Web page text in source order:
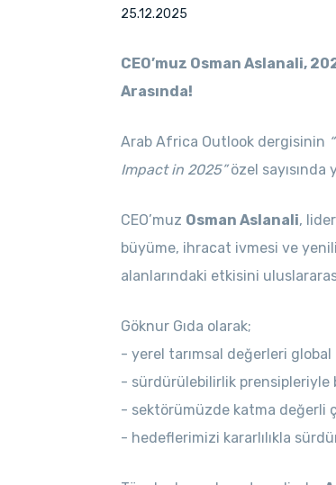
25.12.2025
CEO’muz Osman Aslanali,
Arasında!
Arab Africa Outlook dergisinin
Impact in 2025”özel sayısında
CEO’muz Osman Aslanali,
büyüme, ihracat ivmesi ve
alanlarındaki etkisini
Göknur Gıda olarak;
- yerel tarımsal değerleri global
- sürdürülebilirlik prensipleriyle
- sektörümüzde katma değerli
- hedeflerimizi kararlılıkla